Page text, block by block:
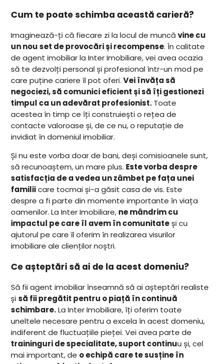
Cum te poate schimba această carieră?
Imaginează-ți că fiecare zi la locul de muncăvine cu
un nou set de provocări și recompense. În calitate
de agent imobiliar la Inter Imobiliare, vei avea ocazia
să te dezvolți personal și profesional într-un mod pe
care puține cariere îl pot oferi.Vei învăța să
negociezi, să comunici eficient și să îți gestionezi
timpul ca un adevărat profesionist. Toate
acestea în timp ce îți construiești o rețea de
contacte valoroase și, de ce nu, o reputație de
invidiat în domeniul imobiliar.
Și nu este vorba doar de bani, deși comisioanele sunt,
să recunoaștem, un mare plus. Este vorba despre
satisfacția de a vedea un zâmbet pe fața unei
familiicare tocmai și-a găsit casa de vis. Este
despre a fi parte din momente importante în viața
oamenilor. La Inter Imobiliare, ne mândrim cu
impactul pe care îl avem în comunitateși cu
ajutorul pe care îl oferim în realizarea visurilor
imobiliare ale clienților noștri.
Ce așteptări să ai de la acest domeniu?
Să fii agent imobiliar înseamnă să ai așteptări realiste
șisă fii pregătit pentru o piață în continuă
schimbare.La Inter Imobiliare, îți oferim toate
uneltele necesare pentru a excela în acest domeniu,
indiferent de fluctuațiile pieței. Vei avea parte de
traininguri de specialitate, suport continuu și, cel
mai important, de o echipă care te susține în